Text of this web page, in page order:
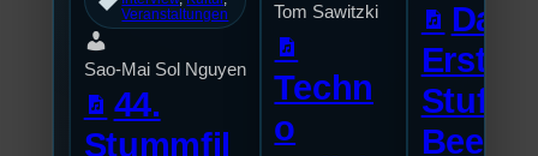
Veranstaltungen
Sao-Mai Sol Nguyen
44.
Stummfil
Tom Sawitzki
Techn
o
Das
Erste
Stufu
Beerpo